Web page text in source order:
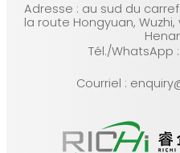
Adresse : au sud du
la route Hongyuan,
Tél./WhatsApp :
Courriel :